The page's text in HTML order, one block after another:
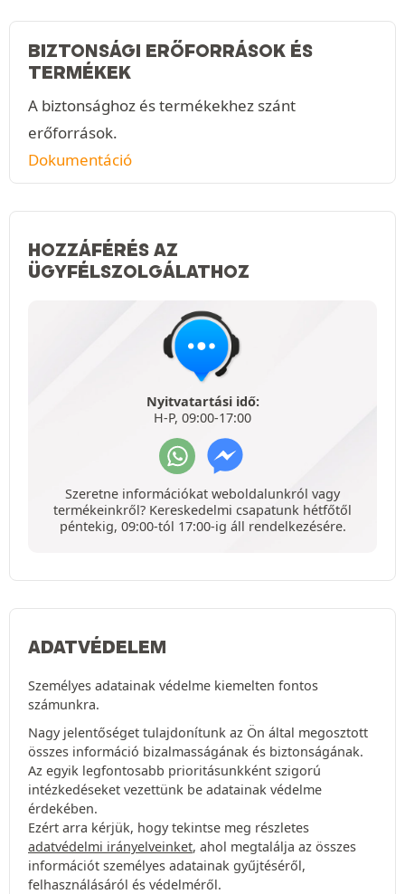
BIZTONSÁGI ERŐFORRÁSOK ÉS
TERMÉKEK
A biztonsághoz és termékekhez szánt
erőforrások.
Dokumentáció
HOZZÁFÉRÉS AZ
ÜGYFÉLSZOLGÁLATHOZ
Nyitvatartási idő:
H-P, 09:00-17:00
Szeretne információkat weboldalunkról vagy
termékeinkről? Kereskedelmi csapatunk hétfőtől
péntekig, 09:00-tól 17:00-ig áll rendelkezésére.
ADATVÉDELEM
Személyes adatainak védelme kiemelten fontos
számunkra.
Nagy jelentőséget tulajdonítunk az Ön által megosztott
összes információ bizalmasságának és biztonságának.
Az egyik legfontosabb prioritásunkként szigorú
intézkedéseket vezettünk be adatainak védelme
érdekében.
Ezért arra kérjük, hogy tekintse meg részletes
adatvédelmi irányelveinket, ahol megtalálja az összes
információt személyes adatainak gyűjtéséről,
felhasználásáról és védelméről.